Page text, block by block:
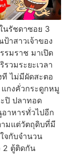
นรัชดาซอย 3
าสาวเจ้าของ
รมราช มาเปิด
วมระยะเวลา
ไม่มีผัดสะตอ
แกงคั่วกระดูกหมู
ปิ ปลาทอด
าหารทั่วไปอีก
มแต่วัตถุดิบที่มี
จกับจำนวน
2 ตู้ติดกัน